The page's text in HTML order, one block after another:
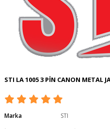
STI LA 1005 3 PİN CANON METAL
Marka
STI